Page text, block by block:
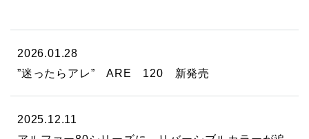
2026.01.28
”迷ったらアレ” ARE 120 新発売
2025.12.11